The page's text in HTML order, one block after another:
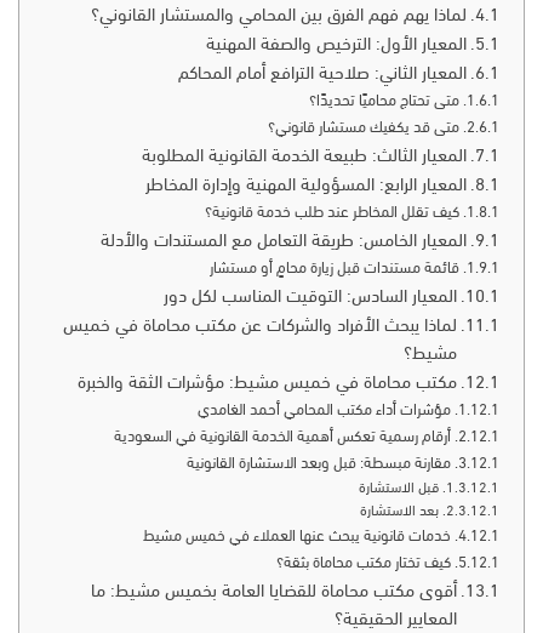
لماذا يهم فهم الفرق بين المحامي والمستشار القانوني؟
المعيار الأول: الترخيص والصفة المهنية
المعيار الثاني: صلاحية الترافع أمام المحاكم
متى تحتاج محاميًا تحديدًا؟
متى قد يكفيك مستشار قانوني؟
المعيار الثالث: طبيعة الخدمة القانونية المطلوبة
المعيار الرابع: المسؤولية المهنية وإدارة المخاطر
كيف تقلل المخاطر عند طلب خدمة قانونية؟
المعيار الخامس: طريقة التعامل مع المستندات والأدلة
قائمة مستندات قبل زيارة محامٍ أو مستشار
المعيار السادس: التوقيت المناسب لكل دور
لماذا يبحث الأفراد والشركات عن مكتب محاماة في خميس
مشيط؟
مكتب محاماة في خميس مشيط: مؤشرات الثقة والخبرة
مؤشرات أداء مكتب المحامي أحمد الغامدي
أرقام رسمية تعكس أهمية الخدمة القانونية في السعودية
مقارنة مبسطة: قبل وبعد الاستشارة القانونية
قبل الاستشارة
بعد الاستشارة
خدمات قانونية يبحث عنها العملاء في خميس مشيط
كيف تختار مكتب محاماة بثقة؟
أقوى مكتب محاماة للقضايا العامة بخميس مشيط: ما
المعايير الحقيقية؟